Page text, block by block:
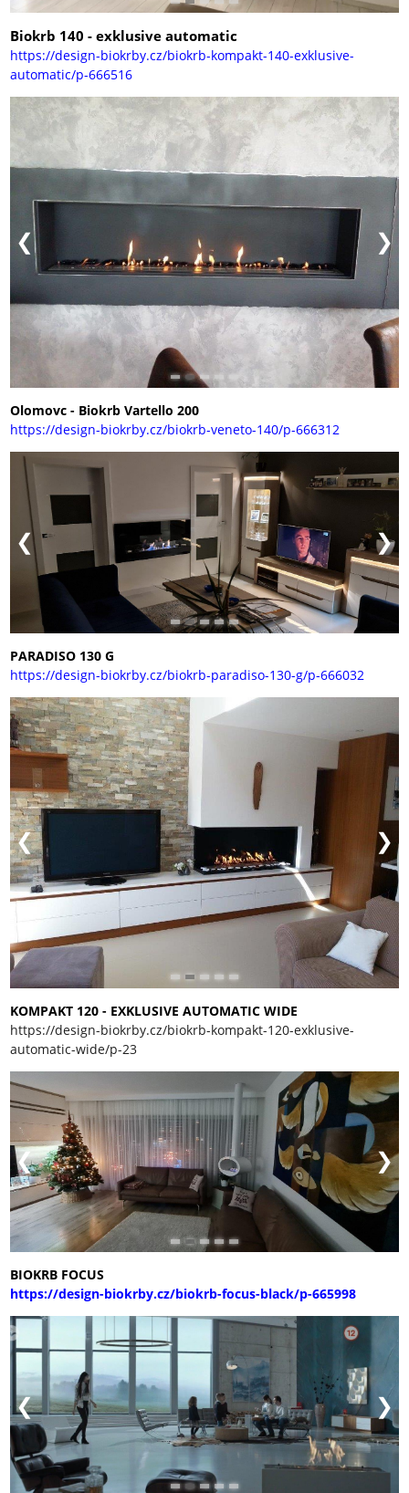
Biokrb 140 - exklusive automatic
https://design-biokrby.cz/biokrb-kompakt-140-exklusive-
automatic/p-666516
Olomovc - Biokrb Vartello 200
https://design-biokrby.cz/biokrb-veneto-140/p-666312
PARADISO 130 G
https://design-biokrby.cz/biokrb-paradiso-130-g/p-666032
KOMPAKT 120 - EXKLUSIVE AUTOMATIC WIDE
https://design-biokrby.cz/biokrb-kompakt-120-exklusive-
automatic-wide/p-23
BIOKRB FOCUS
https://design-biokrby.cz/biokrb-focus-black/p-665998